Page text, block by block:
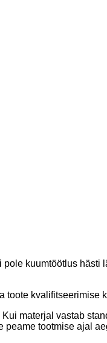
kuumtöötlus
toote kvalifitseerimise
materjal vastab
tootmise ajal